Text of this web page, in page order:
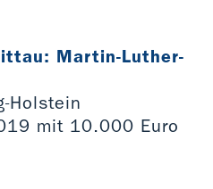
Martin-Luther-
Holstein
mit 10.000 Euro